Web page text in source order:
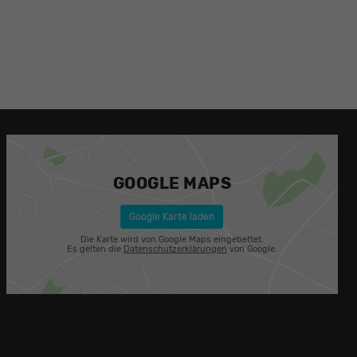
GOOGLE MAPS
Google Karte laden
Die Karte wird von Google Maps eingebettet.
Es gelten die Datenschutzerklärungen von Google.